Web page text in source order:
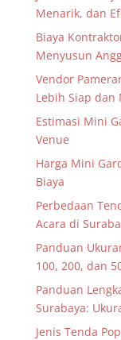
Menarik, dan
Biaya
Menyusun
Vendor
Lebih Siap dan
Estimasi Mini
Venue
Harga Mini
Biaya
Perbedaan
Acara di
Panduan
100, 200, dan
Panduan
Surabaya:
Jenis Tenda